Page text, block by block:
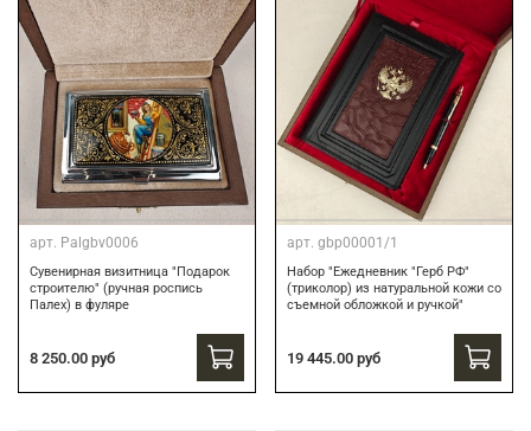
арт. Palgbv0006
Сувенирная визитница "Подарок
строителю" (ручная роспись
Палех) в фуляре
8 250.00 руб
арт. gbp00001/1
Набор "Ежедневник "Герб РФ"
(триколор) из натуральной кожи со
съемной обложкой и ручкой"
19 445.00 руб